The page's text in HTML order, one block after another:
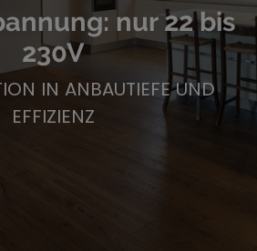
nur 22 bis
230V
IN ANBAUTIEFE UND
EFFIZIENZ